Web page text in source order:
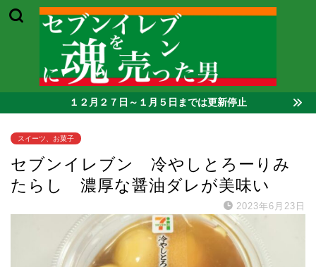
１２月２７日～１月５日までは更新停止
スイーツ、お菓子
セブンイレブン 冷やしとろーりみ
たらし 濃厚な醤油ダレが美味い
2023年6月23日